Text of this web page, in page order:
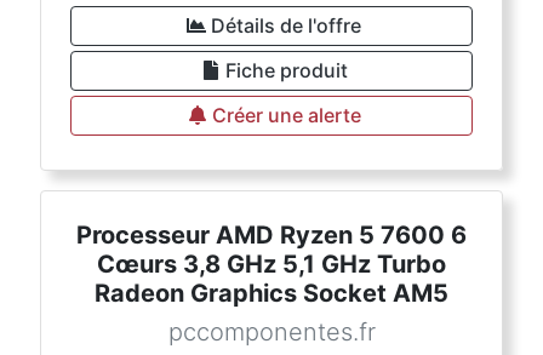
Détails de l'offre
Fiche produit
Créer une alerte
Processeur AMD Ryzen 5 7600 6
Cœurs 3,8 GHz 5,1 GHz Turbo
Radeon Graphics Socket AM5
pccomponentes.fr